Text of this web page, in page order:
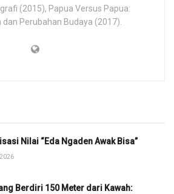
(2015), Papua Versus Papua:
dan Perubahan Budaya (2017).
Nilai “Eda Ngaden Awak Bisa”
Berdiri 150 Meter dari Kawah: